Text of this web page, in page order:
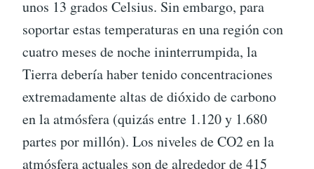
unos 13 grados Celsius. Sin embargo, para
soportar estas temperaturas en una región con
cuatro meses de noche ininterrumpida, la
Tierra debería haber tenido concentraciones
extremadamente altas de dióxido de carbono
en la atmósfera (quizás entre 1.120 y 1.680
partes por millón). Los niveles de CO2 en la
atmósfera actuales son de alrededor de 415